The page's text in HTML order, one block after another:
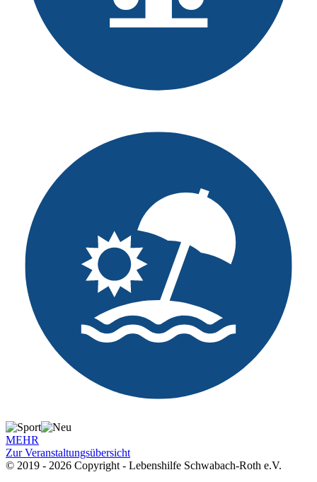
MEHR
Zur Veranstaltungsübersicht
© 2019 - 2026 Copyright - Lebenshilfe Schwabach-Roth e.V.